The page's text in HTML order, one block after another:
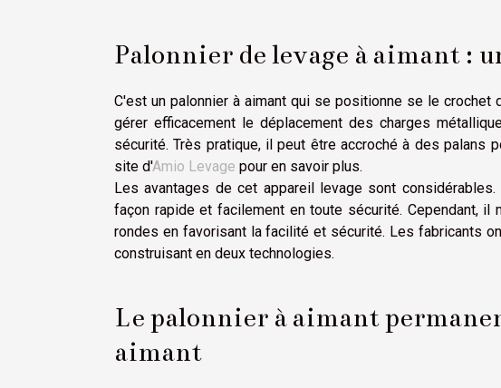
Palonnier de levage à aimant :
C'est un palonnier à aimant qui se positionne se le crochet
gérer efficacement le déplacement des charges
sécurité. Très pratique, il peut être accroché à des
site d'Amio Levage pour en savoir plus.
Les avantages de cet appareil levage sont
façon rapide et facilement en toute sécurité. Cependant,
rondes en favorisant la facilité et sécurité. Les fabricants
construisant en deux technologies.
Le palonnier à aimant
aimant